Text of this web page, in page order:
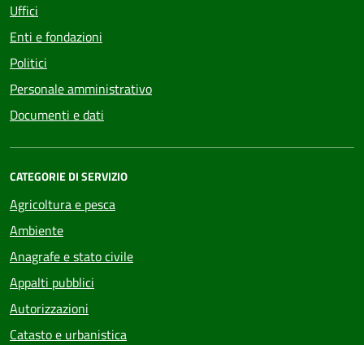
Uffici
Enti e fondazioni
Politici
Personale amministrativo
Documenti e dati
CATEGORIE DI SERVIZIO
Agricoltura e pesca
Ambiente
Anagrafe e stato civile
Appalti pubblici
Autorizzazioni
Catasto e urbanistica